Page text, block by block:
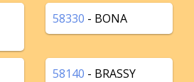
58330 - BONA
58140 - BRASSY